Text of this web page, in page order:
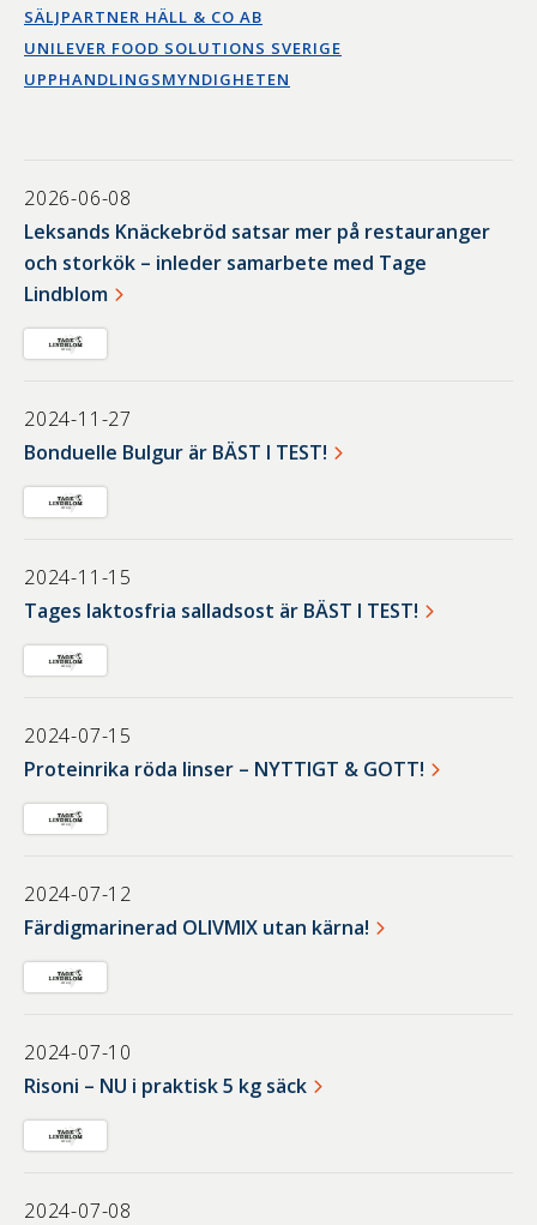
SÄLJPARTNER HÄLL & CO AB
UNILEVER FOOD SOLUTIONS SVERIGE
UPPHANDLINGSMYNDIGHETEN
2026-06-08
Leksands Knäckebröd satsar mer på restauranger
och storkök – inleder samarbete med Tage
Lindblom
2024-11-27
Bonduelle Bulgur är BÄST I TEST!
2024-11-15
Tages laktosfria salladsost är BÄST I TEST!
2024-07-15
Proteinrika röda linser – NYTTIGT & GOTT!
2024-07-12
Färdigmarinerad OLIVMIX utan kärna!
2024-07-10
Risoni – NU i praktisk 5 kg säck
2024-07-08